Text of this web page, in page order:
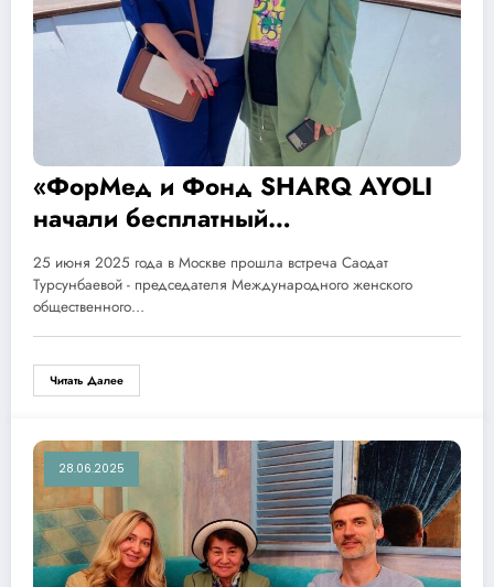
«ФорMед и Фонд SHARQ AYOLI
начали бесплатный
мамоскриннинг для женщин 30+
в сельских районах Узбекистана»
25 июня 2025 года в Москве прошла встреча Саодат
Турсунбаевой - председателя Международного женского
общественного…
Читать Далее
28.06.2025